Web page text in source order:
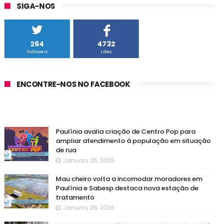
SIGA-NOS
264
Followers
4732
Likes
ENCONTRE-NOS NO FACEBOOK
Paulínia avalia criação de Centro Pop para
ampliar atendimento à população em situação
de rua
January 26, 2026
Mau cheiro volta a incomodar moradores em
Paulínia e Sabesp destaca nova estação de
tratamento
January 26, 2026